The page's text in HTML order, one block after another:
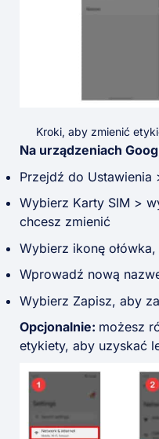
Kroki, aby zmienić
Na urządzeniach
Przejdź do Ustawienia
Wybierz Karty SIM >
chcesz zmienić
Wybierz ikonę
Wprowadź nową
Wybierz Zapisz, aby
Opcjonalnie: możesz
etykiety, aby uzyskać